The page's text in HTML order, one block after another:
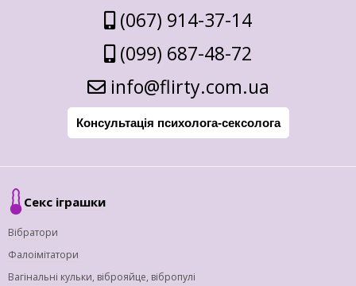
(067) 914-37-14
(099) 687-48-72
info@flirty.com.ua
Консультація психолога-сексолога
Секс іграшки
Вібратори
Фалоімітатори
Вагінальні кульки, віброяйце, вібропулі